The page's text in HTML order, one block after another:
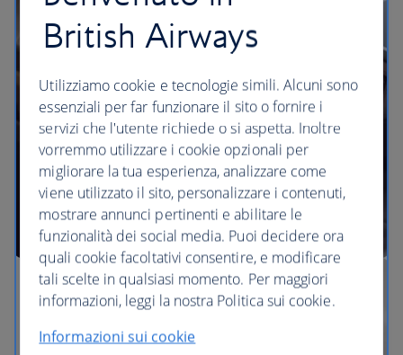
British Airways
Utilizziamo cookie e tecnologie simili. Alcuni sono
essenziali per far funzionare il sito o fornire i
servizi che l'utente richiede o si aspetta. Inoltre
vorremmo utilizzare i cookie opzionali per
migliorare la tua esperienza, analizzare come
viene utilizzato il sito, personalizzare i contenuti,
mostrare annunci pertinenti e abilitare le
funzionalità dei social media. Puoi decidere ora
quali cookie facoltativi consentire, e modificare
tali scelte in qualsiasi momento. Per maggiori
informazioni, leggi la nostra Politica sui cookie.
Informazioni sui cookie